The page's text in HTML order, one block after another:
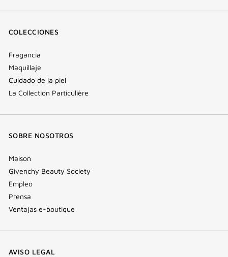
COLECCIONES
Fragancia
Maquillaje
Cuidado de la piel
La Collection Particulière
SOBRE NOSOTROS
Maison
Givenchy Beauty Society
Empleo
Prensa
Ventajas e-boutique
AVISO LEGAL